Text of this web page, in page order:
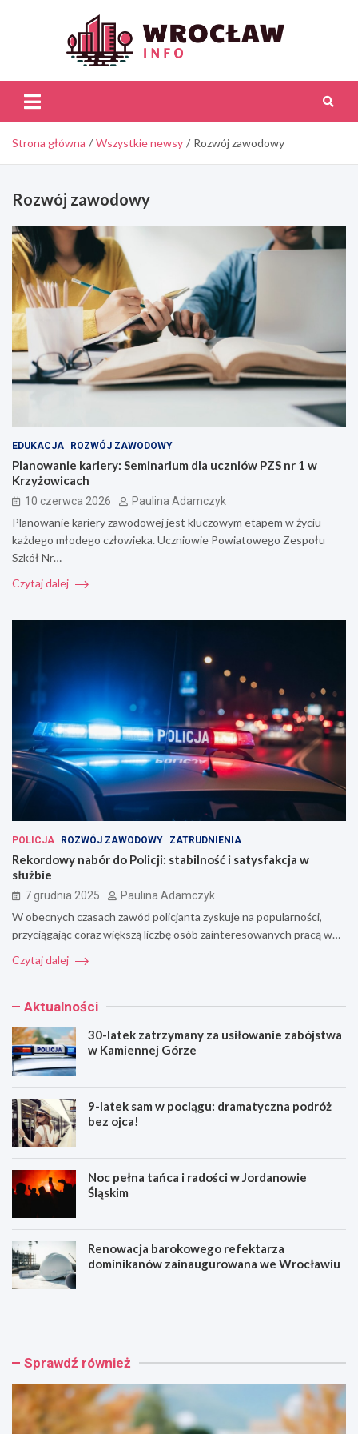
Strona główna Wszystkie newsy Rozwój zawodowy
Rozwój zawodowy
EDUKACJA ROZWÓJ ZAWODOWY
Planowanie kariery: Seminarium dla uczniów PZS nr 1 w
Krzyżowicach
10 czerwca 2026 Paulina Adamczyk
Planowanie kariery zawodowej jest kluczowym etapem w życiu
każdego młodego człowieka. Uczniowie Powiatowego Zespołu
Szkół Nr…
Czytaj dalej
POLICJA ROZWÓJ ZAWODOWY ZATRUDNIENIA
Rekordowy nabór do Policji: stabilność i satysfakcja w
służbie
7 grudnia 2025 Paulina Adamczyk
W obecnych czasach zawód policjanta zyskuje na popularności,
przyciągając coraz większą liczbę osób zainteresowanych pracą w…
Czytaj dalej
Aktualności
30-latek zatrzymany za usiłowanie zabójstwa
w Kamiennej Górze
9-latek sam w pociągu: dramatyczna podróż
bez ojca!
Noc pełna tańca i radości w Jordanowie
Śląskim
Renowacja barokowego refektarza
dominikanów zainaugurowana we Wrocławiu
3
t
k
a
9
e
s
m
Sprawdź również